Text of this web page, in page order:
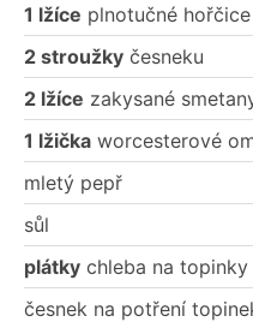
1 lžíce plnotučné hořčice
2 stroužky česneku
2 lžíce zakysané
1 lžička worcesterové
mletý pepř
sůl
plátky chleba na
česnek na potření